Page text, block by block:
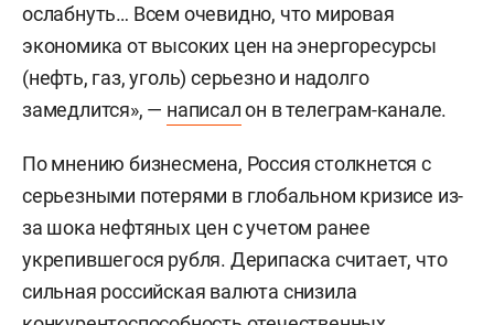
ослабнуть… Всем очевидно, что мировая
экономика от высоких цен на энергоресурсы
(нефть, газ, уголь) серьезно и надолго
замедлится», — написалон в телеграм-канале.
По мнению бизнесмена, Россия столкнется с
серьезными потерями в глобальном кризисе из-
за шока нефтяных цен с учетом ранее
укрепившегося рубля. Дерипаска считает, что
сильная российская валюта снизила